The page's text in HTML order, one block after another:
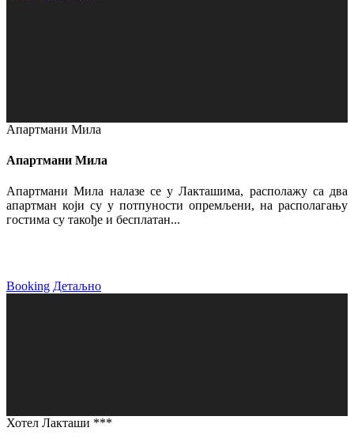
Апартмани Мила
Апартмани Мила
Апартмани Мила налазе се у Лакташима, располажу са два
апартман који су у потпуности опремљени, на располагању
гостима су такође и бесплатан...
Booking Детаљно
Хотел Лакташи ***